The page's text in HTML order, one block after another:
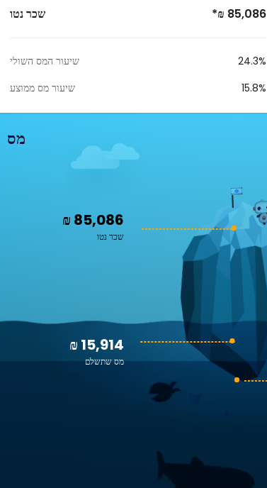
שכר נטו *₪ 85,086
שיעור המס השולי
24.3%
שיעור מס ממוצע
15.8%
מס
₪ 85,086
שכר נטו
₪ 15,914
מס שתשלם